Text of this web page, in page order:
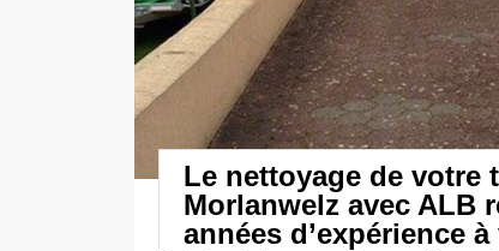
Le nettoyage de votre
Morlanwelz avec ALB
années d’expérience